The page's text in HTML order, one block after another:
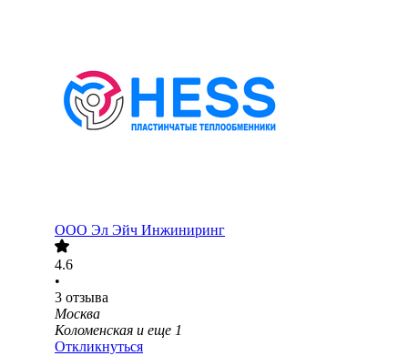
ООО Эл Эйч Инжиниринг
4.6
•
3 отзыва
Москва
Коломенская и еще 1
Откликнуться